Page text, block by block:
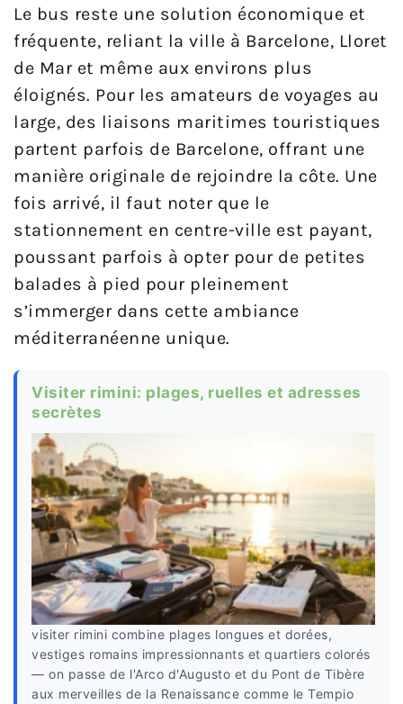
Le bus reste une solution économique et
fréquente, reliant la ville à Barcelone, Lloret
de Mar et même aux environs plus
éloignés. Pour les amateurs de voyages au
large, des liaisons maritimes touristiques
partent parfois de Barcelone, offrant une
manière originale de rejoindre la côte. Une
fois arrivé, il faut noter que le
stationnement en centre-ville est payant,
poussant parfois à opter pour de petites
balades à pied pour pleinement
s’immerger dans cette ambiance
méditerranéenne unique.
Visiter rimini: plages, ruelles et adresses
secrètes
visiter rimini combine plages longues et dorées,
vestiges romains impressionnants et quartiers colorés
— on passe de l'Arco d'Augusto et du Pont de Tibère
aux merveilles de la Renaissance comme le Tempio